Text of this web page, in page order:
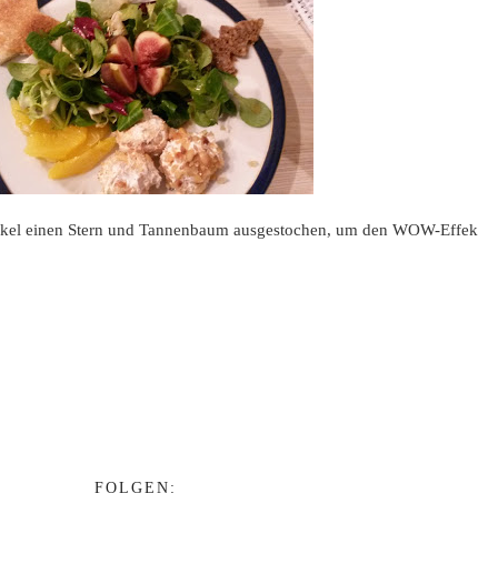
einen Stern und Tannenbaum ausgestochen, um den WOW-
FOLGEN: